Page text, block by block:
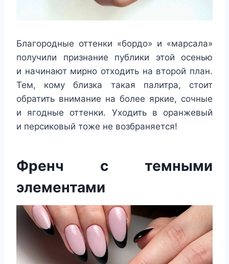
Благородные оттенки «бордо» и «марсала»
получили признание публики этой осенью
и начинают мирно отходить на второй план.
Тем, кому близка такая палитра, стоит
обратить внимание на более яркие, сочные
и ягодные оттенки. Уходить в оранжевый
и персиковый тоже не возбраняется!
Френч с темными
элементами